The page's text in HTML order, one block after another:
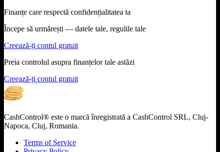
Finanțe care respectă confidențialitatea ta
Începe să urmărești — datele tale, regulile tale
Creează-ți contul gratuit
Preia controlul asupra finanțelor tale astăzi
Creează-ți contul gratuit
CashControl® este o marcă înregistrată a CashControl SRL, Cluj-
Napoca, Cluj, Romania.
Terms of Service